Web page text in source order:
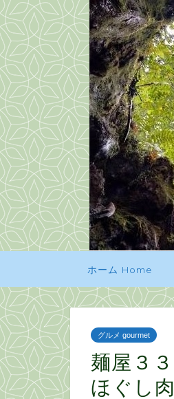
ホーム Home
グルメ gourmet
麺屋３
ほぐし